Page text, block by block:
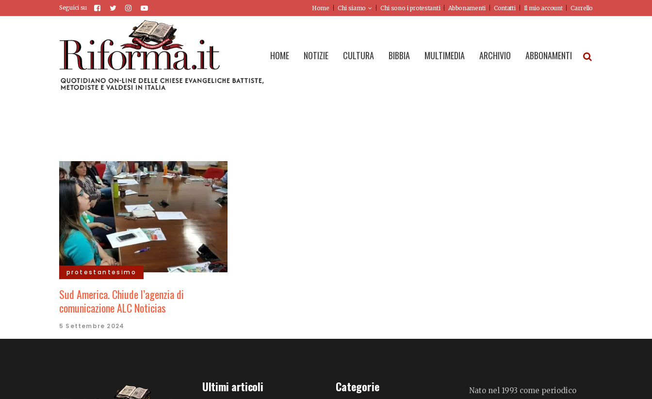
Seguici su Home Chi siamo Chi sono i protestanti Abbonamenti Contatti Il mio account Carrello
HOME NOTIZIE CULTURA BIBBIA MULTIMEDIA ARCHIVIO ABBONAMENTI
protestantesimo
Sud America. Chiude l’agenzia di
comunicazione ALC Noticias
5 Settembre 2024
Ultimi articoli
Categorie
Nato nel 1993 come periodico